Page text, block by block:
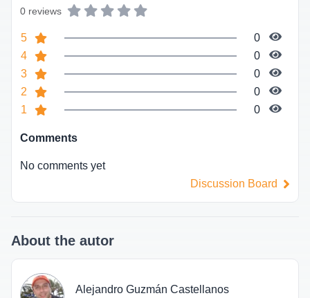
0 reviews
5
0
4
0
3
0
2
0
1
0
Comments
No comments yet
Discussion Board
About the autor
Alejandro Guzmán Castellanos